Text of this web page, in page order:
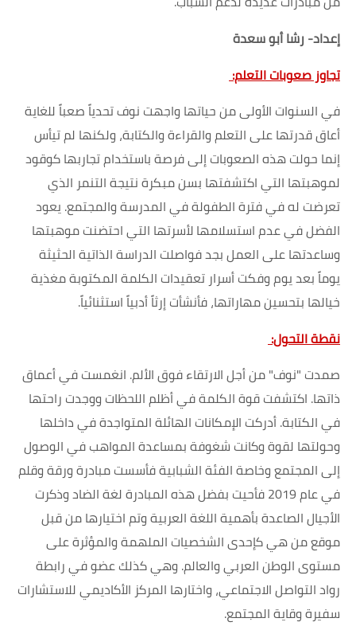
إعداد- رشا أبو سعدة
تجاوز صعوبات التعلم:
في السنوات الأولى من حياتها واجهت نوف تحدياً صعباً للغاية
أعاق قدرتها على التعلم والقراءة والكتابة، ولكنها لم تيأس
إنما حولت هذه الصعوبات إلى فرصة باستخدام تجاربها كوقود
لموهبتها التي اكتشفتها بسن مبكرة نتيجة التنمر الذي
تعرضت له في فترة الطفولة في المدرسة والمجتمع. يعود
الفضل في عدم استسلامها لأسرتها التي احتضنت موهبتها
وساعدتها على العمل بجد فواصلت الدراسة الذاتية الحثيثة
يوماً بعد يوم وفكت أسرار تعقيدات الكلمة المكتوبة مغذية
خيالها بتحسين مهاراتها، فأنشأت إرثاً أدبياً استثنائياً.
نقطة التحول:
صمدت "نوف" من أجل الارتقاء فوق الألم. انغمست في أعماق
ذاتها. اكتشفت قوة الكلمة في أظلم اللحظات ووجدت راحتها
في الكتابة. أدركت الإمكانات الهائلة المتواجدة في داخلها
وحولتها لقوة وكانت شغوفة بمساعدة المواهب في الوصول
إلى المجتمع وخاصة الفئة الشبابية فأسست مبادرة ورقة وقلم
في عام 2019 فأحيت بفضل هذه المبادرة لغة الضاد وذكرت
الأجيال الصاعدة بأهمية اللغة العربية وتم اختيارها من قبل
موقع من هي كإحدى الشخصيات الملهمة والمؤثرة على
مستوى الوطن العربي والعالم. وهي كذلك عضو في رابطة
رواد التواصل الاجتماعي، واختارها المركز الأكاديمي للاستشارات
سفيرة وقاية المجتمع.